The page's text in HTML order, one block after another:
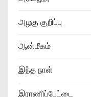
அழகு குறிப்பு
ஆன்மீகம்
இந்த நாள்
இராணிப்பேட்டை